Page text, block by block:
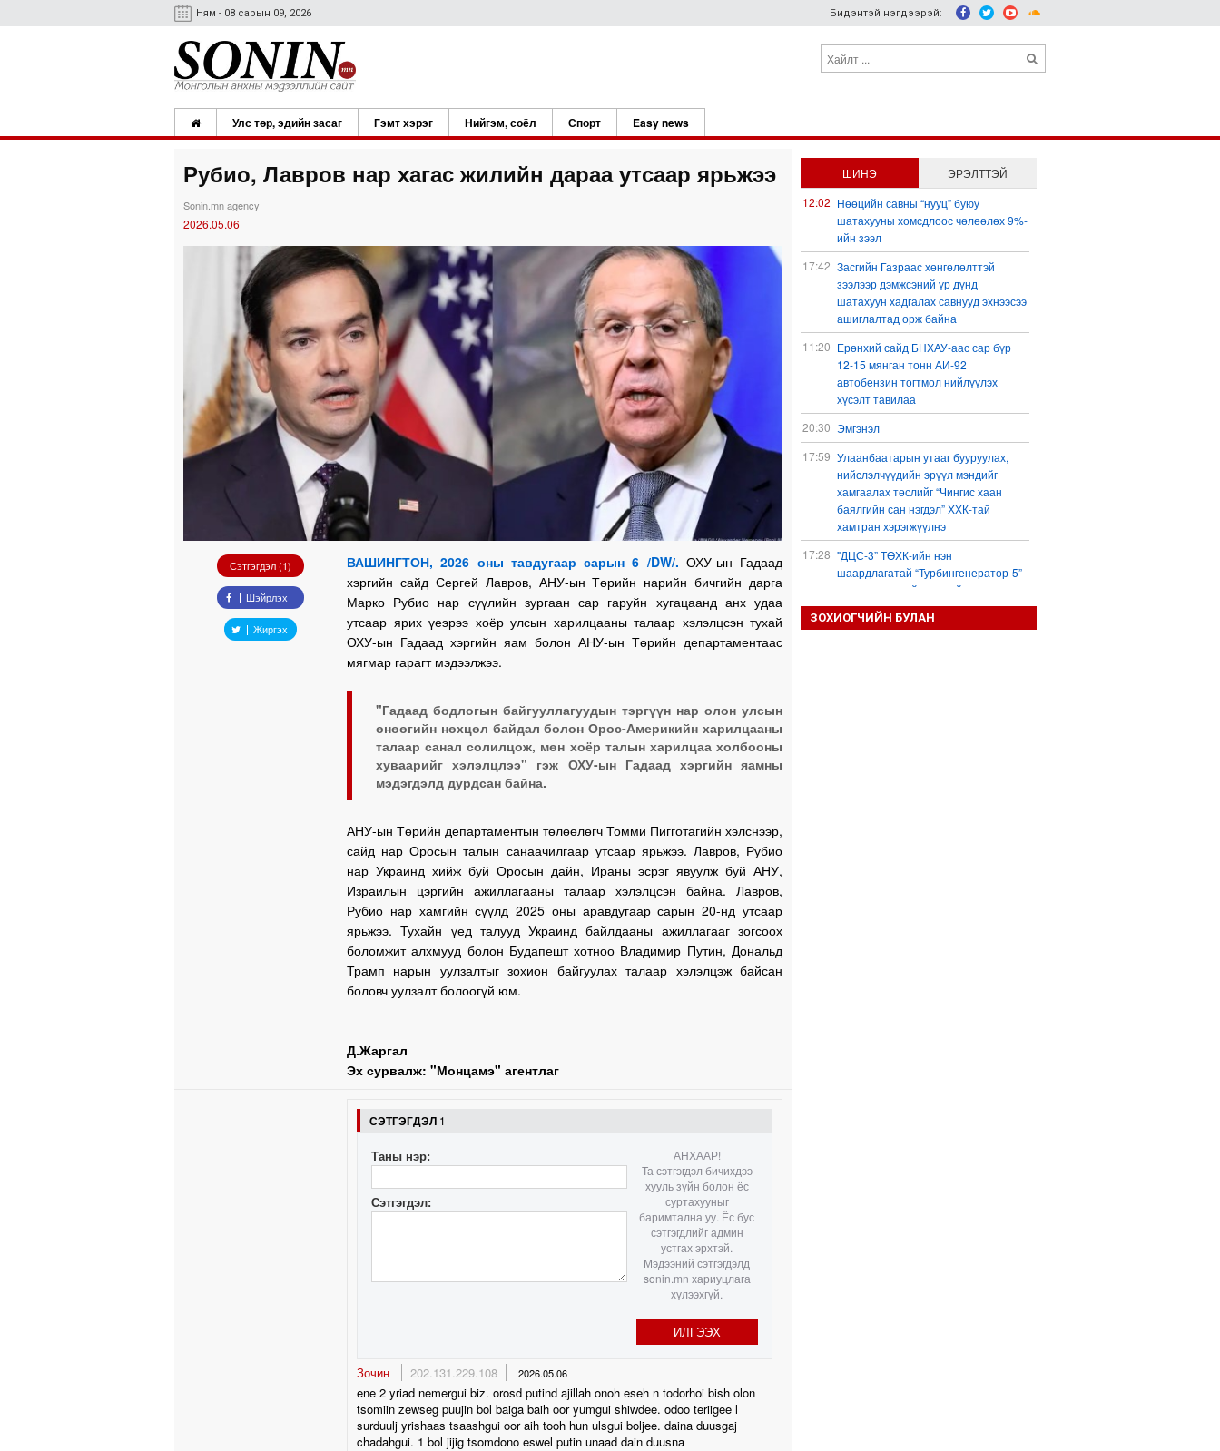
Ням - 08 сарын 09, 2026 Бидэнтэй нэгдээрэй:
Улс төр, эдийн засаг Гэмт хэрэг Нийгэм, соёл Спорт Easy news
Рубио, Лавров нар хагас жилийн дараа утсаар ярьжээ
Sonin.mn agency
2026.05.06
Сэтгэгдэл (1)
Шэйрлэх
Жиргэх
ВАШИНГТОН, 2026 оны тавдугаар сарын 6 /DW/. ОХУ-ын Гадаад
хэргийн сайд Сергей Лавров, АНУ-ын Төрийн нарийн бичгийн дарга
Марко Рубио нар сүүлийн зургаан сар гаруйн хугацаанд анх удаа
утсаар ярих үеэрээ хоёр улсын харилцааны талаар хэлэлцсэн тухай
ОХУ-ын Гадаад хэргийн яам болон АНУ-ын Төрийн департаментаас
мягмар гарагт мэдээлжээ.
"Гадаад бодлогын байгууллагуудын тэргүүн нар олон улсын
өнөөгийн нөхцөл байдал болон Орос-Америкийн харилцааны
талаар санал солилцож, мөн хоёр талын харилцаа холбооны
хуваарийг хэлэлцлээ" гэж ОХУ-ын Гадаад хэргийн яамны
мэдэгдэлд дурдсан байна.
АНУ-ын Төрийн департаментын төлөөлөгч Томми Пигготагийн хэлснээр,
сайд нар Оросын талын санаачилгаар утсаар ярьжээ. Лавров, Рубио
нар Украинд хийж буй Оросын дайн, Ираны эсрэг явуулж буй АНУ,
Израилын цэргийн ажиллагааны талаар хэлэлцсэн байна. Лавров,
Рубио нар хамгийн сүүлд 2025 оны аравдугаар сарын 20-нд утсаар
ярьжээ. Тухайн үед талууд Украинд байлдааны ажиллагааг зогсоох
боломжит алхмууд болон Будапешт хотноо Владимир Путин, Дональд
Трамп нарын уулзалтыг зохион байгуулах талаар хэлэлцэж байсан
боловч уулзалт болоогүй юм.
Д.Жаргал
Эх сурвалж: "Монцамэ" агентлаг
СЭТГЭГДЭЛ 1
Таны нэр:
Сэтгэгдэл:
АНХААР!
Та сэтгэгдэл бичихдээ
хууль зүйн болон ёс
суртахууныг
баримтална уу. Ёс бус
сэтгэгдлийг админ
устгах эрхтэй.
Мэдээний сэтгэгдэлд
sonin.mn хариуцлага
хүлээхгүй.
ИЛГЭЭХ
Зочин 202.131.229.108 2026.05.06
ene 2 yriad nemergui biz. orosd putind ajillah onoh eseh n todorhoi bish olon
tsomiin zewseg puujin bol baiga baih oor yumgui shiwdee. odoo teriigee l
surduulj yrishaas tsaashgui oor aih tooh hun ulsgui boljee. daina duusgaj
chadahgui. 1 bol jijig tsomdono eswel putin unaad dain duusna
ШИНЭ
ЭРЭЛТТЭЙ
12:02 Нөөцийн савны “нууц” буюу
шатахууны хомсдлоос чөлөөлөх 9%-
ийн зээл
17:42 Засгийн Газраас хөнгөлөлттэй
зээлээр дэмжсэний үр дүнд
шатахуун хадгалах савнууд эхнээсээ
ашиглалтад орж байна
11:20 Ерөнхий сайд БНХАУ-аас сар бүр
12-15 мянган тонн АИ-92
автобензин тогтмол нийлүүлэх
хүсэлт тавилаа
20:30 Эмгэнэл
17:59 Улаанбаатарын утааг бууруулах,
нийслэлчүүдийн эрүүл мэндийг
хамгаалах төслийг “Чингис хаан
баялгийн сан нэгдэл” ХХК-тай
хамтран хэрэгжүүлнэ
17:28 "ДЦС-3” ТӨХК-ийн нэн
шаардлагатай “Турбингенератор-5”-
ын шинэчлэлийн төсвийг
шийдвэрлэхээр болов
16:25
ЗОХИОГЧИЙН БУЛАН